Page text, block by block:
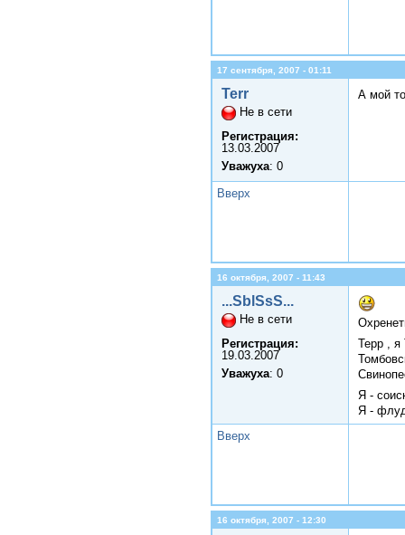
17 сентября, 2007 - 01:11
Terr
Не в сети
Регистрация:
13.03.2007
Уважуха: 0
А мой
Вверх
16 октября, 2007 - 11:43
...SblSsS...
Не в сети
Регистрация:
19.03.2007
Уважуха: 0
Терр ,
Я -
Я -
Вверх
16 октября, 2007 - 12:30